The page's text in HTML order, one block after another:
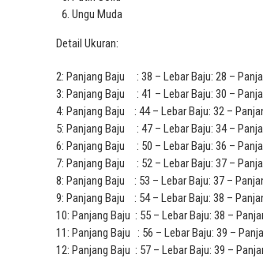
Ungu Muda
Detail Ukuran:
2: Panjang Baju : 38 – Lebar Baju: 28 –
3: Panjang Baju : 41 – Lebar Baju: 30 –
4: Panjang Baju : 44 – Lebar Baju: 32 –
5: Panjang Baju : 47 – Lebar Baju: 34 –
6: Panjang Baju : 50 – Lebar Baju: 36 –
7: Panjang Baju : 52 – Lebar Baju: 37 –
8: Panjang Baju : 53 – Lebar Baju: 37 –
9: Panjang Baju : 54 – Lebar Baju: 38 –
10: Panjang Baju : 55 – Lebar Baju: 38 –
11: Panjang Baju : 56 – Lebar Baju: 39 –
12: Panjang Baju : 57 – Lebar Baju: 39 –